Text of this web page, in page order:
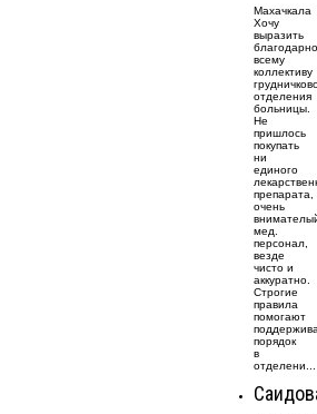
Махачкала
Хочу
выразить
всему
коллективу
отделения
больницы.
Не
пришлось
покупать
ни
единого
препарата,
очень
мед.
персонал,
везде
чисто и
аккуратно.
Строгие
правила
помогают
порядок
в
отделени...